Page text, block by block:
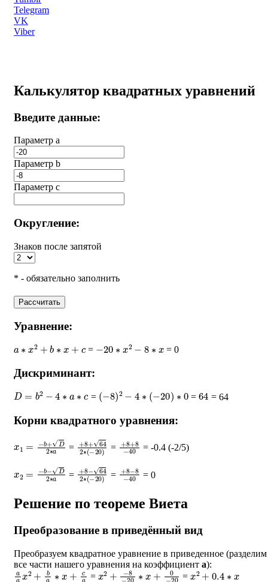
Telegram
VK
Viber
Калькулятор квадратных уравнений
Введите данные:
Параметр a
Параметр b
Параметр с
Округление:
Знаков после запятой
* - обязательно заполнить
Рассчитать
Уравнение:
2 b ∗ = 20∗ 2− ∗ = 0
Дискриминант:
D= 2− a = (− 8)2− ∗ −20)∗ = 64 = 64
Корни квадратного уравнения:
+ D2∗ = + 8 + 642 −20
= + 8 +8 40
= -0.4 (-2/5)
b−D2∗ = +8−642 (−20)
= +8−8 40
= 0
Решение по теореме Виета
Преобразование в приведённый вид
Преобразуем квадратное уравнение в приведенное (разделим
все части нашего уравнения на коэффициент a):
aax2+ba∗x+ca = x2+
−8−20∗x+0−20 =x2+0.4 ∗